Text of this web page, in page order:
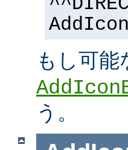
もし可能
う。